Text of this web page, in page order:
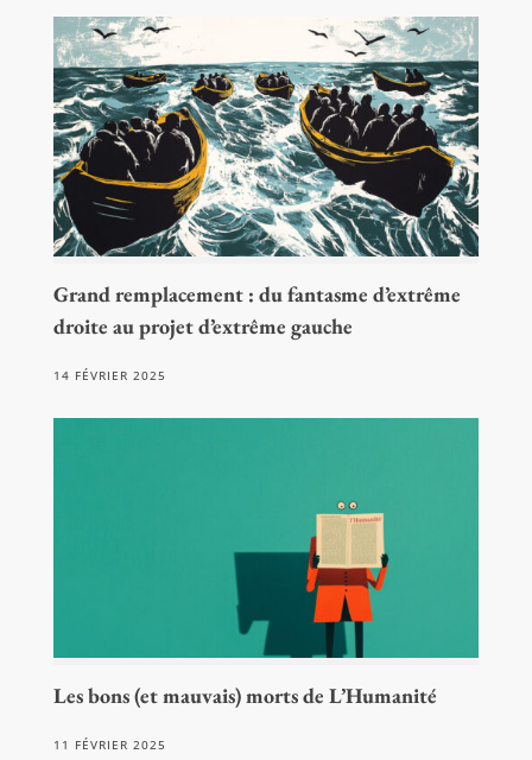
Grand remplacement : du fantasme d’extrême
droite au projet d’extrême gauche
14 FÉVRIER 2025
Les bons (et mauvais) morts de L’Humanité
11 FÉVRIER 2025